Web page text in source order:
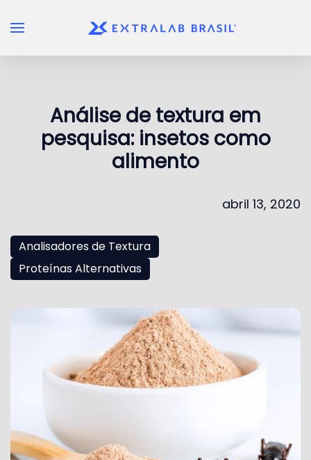
Skip to main content
Análise de textura em
pesquisa: insetos como
alimento
abril 13, 2020
Analisadores de Textura
Proteínas Alternativas